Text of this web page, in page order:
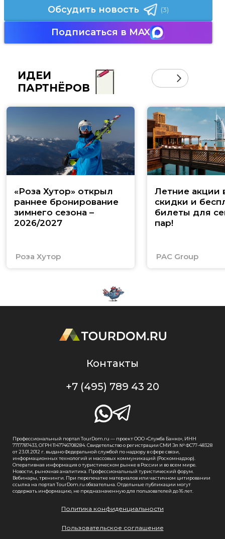
Обсудить новость (3)
Подписаться в MAX
ИДЕИ
ПАРТНЁРОВ
«Роза Хутор» открыл
раннее бронирование
зимнего сезона –
2026/2027
Роза Хутор
Летние акции
скидки и
билеты для
пар!
PAC Group
Контакты
+7 (495) 789 43 20
Профессиональный портал TourDom.ru — проект ООО «Служба Банко», ИНН
7717787433, ОГРН 1147746708284. Свидетельство о регистрации СМИ Эл № ФС77-48328
от 23.01.2012 г. выдано Федеральной службой по надзору в сфере связи,
информационных технологий и массовых коммуникаций (Роскомнадзор).
Оперативная информация о туристическом рынке в России и во всем мире.
Новости, рыночная аналитика. Профессиональный туристический форум.
Вебинары, тренинги. При перепечатке материалов или частичном цитировании
ссылка на портал TourDom.ru обязательна. Отдельные публикации могут
содержать информацию, не предназначенную для пользователей до 16 лет.
Политика конфиденциальности
Пользовательское соглашение